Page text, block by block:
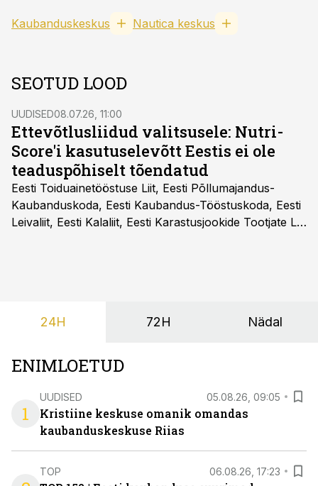
Kaubanduskeskus Nautica keskus
SEOTUD LOOD
UUDISED08.07.26, 11:00
Ettevõtlusliidud valitsusele: Nutri-
Score'i kasutuselevõtt Eestis ei ole
teaduspõhiselt tõendatud
Eesti Toiduainetööstuse Liit, Eesti Põllumajandus-
Kaubanduskoda, Eesti Kaubandus-Tööstuskoda, Eesti
Leivaliit, Eesti Kalaliit, Eesti Karastusjookide Tootjate Liit
arvestavas lahenduses. Pakendi esikülje märgistuse
eksitamine.
24H 72H Nädal
ENIMLOETUD
1
UUDISED 05.08.26, 09:05
Kristiine keskuse omanik omandas
kaubanduskeskuse Riias
TOP 06.08.26, 17:23